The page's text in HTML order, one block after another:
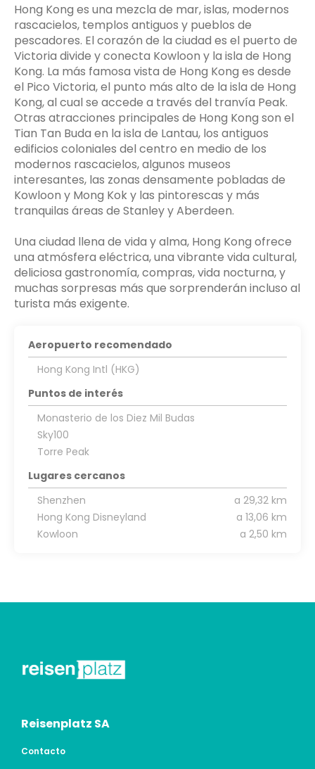
Hong Kong es una mezcla de mar, islas, modernos
rascacielos, templos antiguos y pueblos de
pescadores. El corazón de la ciudad es el puerto de
Victoria divide y conecta Kowloon y la isla de Hong
Kong. La más famosa vista de Hong Kong es desde
el Pico Victoria, el punto más alto de la isla de Hong
Kong, al cual se accede a través del tranvía Peak.
Otras atracciones principales de Hong Kong son el
Tian Tan Buda en la isla de Lantau, los antiguos
edificios coloniales del centro en medio de los
modernos rascacielos, algunos museos
interesantes, las zonas densamente pobladas de
Kowloon y Mong Kok y las pintorescas y más
tranquilas áreas de Stanley y Aberdeen.
Una ciudad llena de vida y alma, Hong Kong ofrece
una atmósfera eléctrica, una vibrante vida cultural,
deliciosa gastronomía, compras, vida nocturna, y
muchas sorpresas más que sorprenderán incluso al
Aeropuerto recomendado
Hong Kong Intl (HKG)
Puntos de interés
Monasterio de los Diez Mil Budas
Sky100
Torre Peak
Lugares cercanos
Shenzhen
a 29,32 km
Hong Kong Disneyland
a 13,06 km
Kowloon
a 2,50 km
Reisenplatz SA
Contacto